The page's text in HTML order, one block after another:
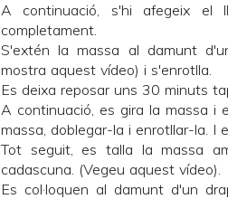
A continuació, s'hi afegeix el
completament.
S'extén la massa al damunt
mostra aquest vídeo) i s'enrotlla.
Es deixa reposar uns 30 minuts
A continuació, es gira la massa i
massa, doblegar-la i enrotllar-la. I
Tot seguit, es talla la massa
cadascuna. (Vegeu aquest vídeo).
Es col·loquen al damunt d'un